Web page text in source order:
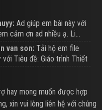
Ad giúp em bài này với
cảm ơn ad nhiều ạ. Li...
van son: Tải hộ em file
với Tiêu đề: Giáo trình Thiết
hay mong muốn được hợp
xin vui lòng liên hệ với chúng